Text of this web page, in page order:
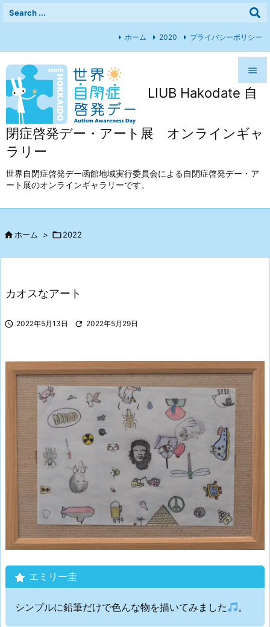
LIUB Hakodate 自
閉症啓発デー・アート展 オンラインギャ
ラリー
世界自閉症啓発デー函館地域実行委員会による自閉症啓発デー・ア
ート展のオンラインギャラリーです。



前へ
次へ
ホーム 2020 プライバシーポリシー
ホーム > 2022
カオスなアート
 2022年5月13日  2022年5月29日
エミリー圭
シンプルに鉛筆だけで色んな物を描いてみました 。